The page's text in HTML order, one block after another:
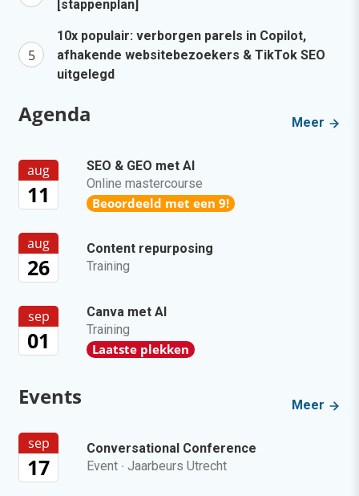
[stappenplan]
10x populair: verborgen parels in Copilot,
afhakende websitebezoekers & TikTok SEO
uitgelegd
Agenda Meer
aug
11
SEO & GEO met AI
Online mastercourse
Beoordeeld met een 9!
aug
26
Content repurposing
Training
sep
01
Canva met AI
Training
Laatste plekken
Events Meer
sep
17
Conversational Conference
Event · Jaarbeurs Utrecht